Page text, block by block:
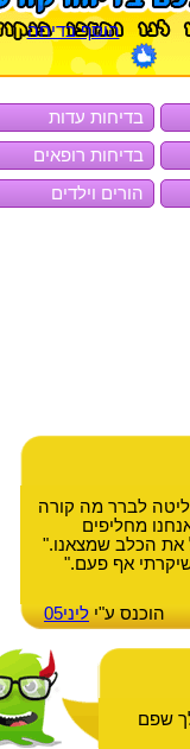
הוסף בדיחה
בדיחות עדות
בדיחות רופאים
הורים וילדים
לברר מה קורה
מחליפים
את הכלב שמצאנו."
אף פעם."
הוכנס ע"י ליני05
שפם